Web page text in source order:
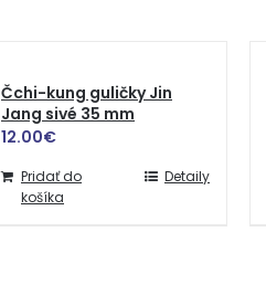
Čchi-kung guličky Jin
Jang sivé 35 mm
12.00€
Pridať do
košíka
Detaily